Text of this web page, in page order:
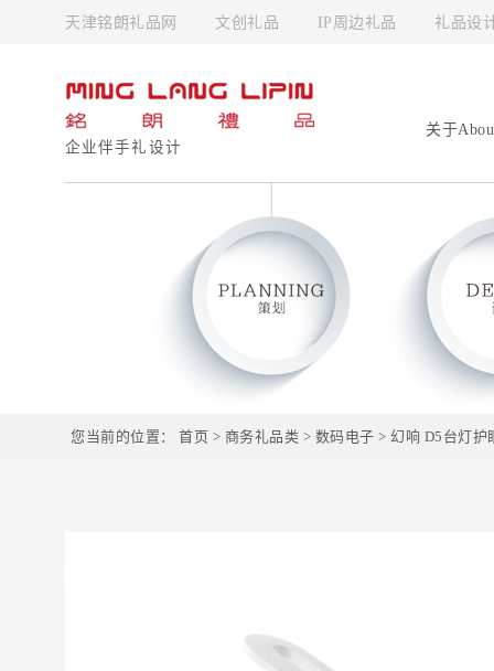
天津铭朗礼品网 文创礼品 IP周边礼品 礼品设
企业伴手礼设计
关于
您当前的位置： 首页 > 商务礼品类 > 数码电子 > 幻响 D5台灯护